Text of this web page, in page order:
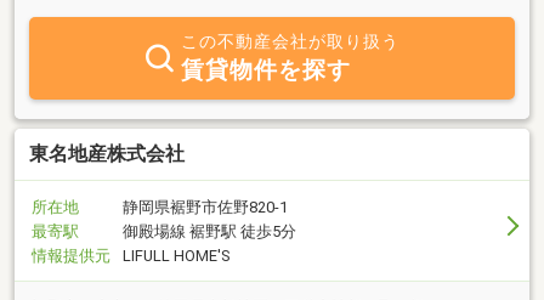
すので、お気軽にお問合せ下さい。学生様、新婚様、法人様社宅、
ペット可物件等、お客様の様々なニーズにお応えします！★御殿場
市、長泉町、裾野市、小山町、箱根町の物件はおまかせ★ 伊豆島田
口交差点から北上して右手マンション１階が当店です。「いい部屋
ネット」の看板が目印。お気軽にお越し下さい。営業時間：10：00
～18:00(12：30～13：30は昼休憩) 定休日：火曜日・水曜日・
この不動産会社が取り扱う
賃貸物件を探す
東名地産株式会社
所在地
静岡県裾野市佐野820-1
最寄駅
御殿場線 裾野駅 徒歩5分
情報提供元
LIFULL HOME'S